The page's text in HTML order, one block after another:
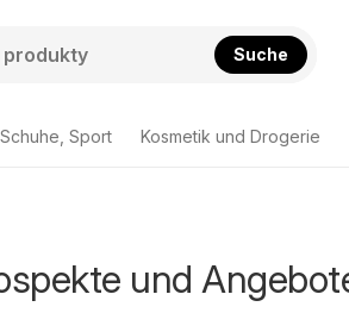
Suche
Sport Kosmetik und Drogerie
und